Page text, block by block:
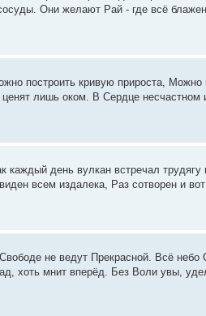
Они желают Рай - где всё
построить кривую прироста,
лишь оком. В Сердце
день вулкан встречал
всем издалека, Раз сотворен и
не ведут Прекрасной. Всё
хоть мнит вперёд. Без Воли увы,